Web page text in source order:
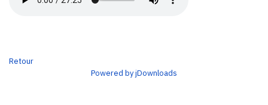
Retour
Powered by jDownloads